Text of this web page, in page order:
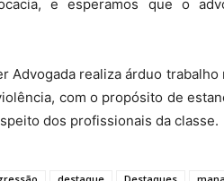
e esperamos que o
Advogada realiza árduo
com o propósito de
dos profissionais da classe.